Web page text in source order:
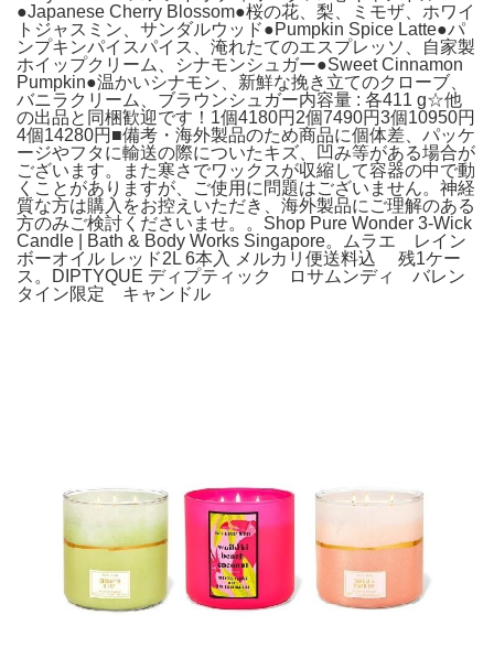
●Japanese Cherry Blossom●桜の花、梨、ミモザ、ホワイ
トジャスミン、サンダルウッド●Pumpkin Spice Latte●パ
ンプキンパイスパイス、淹れたてのエスプレッソ、自家製
ホイップクリーム、シナモンシュガー●Sweet Cinnamon
Pumpkin●温かいシナモン、新鮮な挽き立てのクローブ、
バニラクリーム、ブラウンシュガー内容量 : 各411 g☆他
の出品と同梱歓迎です！1個4180円2個7490円3個10950円
4個14280円■備考・海外製品のため商品に個体差、パッケ
ージやフタに輸送の際についたキズ、凹み等がある場合が
ございます。また寒さでワックスが収縮して容器の中で動
くことがありますが、ご使用に問題はございません。神経
質な方は購入をお控えいただき、海外製品にご理解のある
方のみご検討くださいませ。。Shop Pure Wonder 3-Wick
Candle | Bath & Body Works Singapore。ムラエ レイン
ボーオイル レッド2L 6本入 メルカリ便送料込 残1ケー
ス。DIPTYQUE ディプティック ロサムンディ バレン
タイン限定 キャンドル